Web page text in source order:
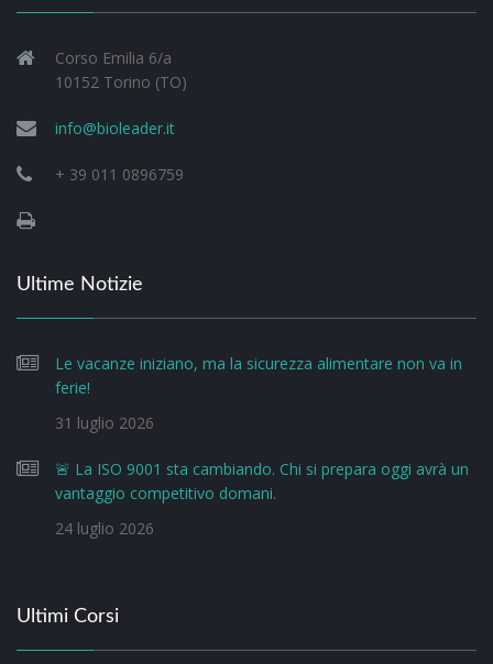
Corso Emilia 6/a
10152 Torino (TO)
info@bioleader.it
+ 39 011 0896759
Ultime Notizie
Le vacanze iniziano, ma la sicurezza alimentare non va in
ferie!
31 luglio 2026
🚨 La ISO 9001 sta cambiando. Chi si prepara oggi avrà un
vantaggio competitivo domani.
24 luglio 2026
Ultimi Corsi